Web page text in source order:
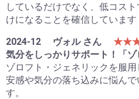
しているだけでなく、低コス
けになることを確信しています
2024-12
ヴォル さん
気分をしっかりサポート！「
ゾロフト・ジェネリックを服
安感や気分の落ち込みに悩ん
す。